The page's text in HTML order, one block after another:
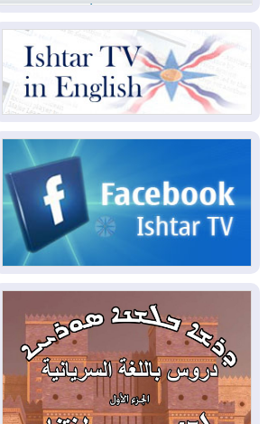
2026-08-07الاستخبارات الأميركية: بوتين
قد يختبر تماسك الناتو بهجوم محدود
2026-08-06نيجيرفان بارزاني حول اجتماع
"إدارة الدولة": أكدنا دعم تنفيذ البرنامج
الحكومي وأهمية حصر السلاح
ائتلاف ادارة الدولة: من
يقومون بسلوك يهدد امن البلاد خارجون عن
القانون يجب محاربتهم
2026-08-06بعد هجومين قرب باب المندب..
تحذيرات من تصعيد يهدد الملاحة في البحر
الأحمر
2026-08-06مئات القاصرين بلا مأوى.. أزمة
سبتة تتصاعد وتضغط على مدريد
2026-08-05
لمدة عام.. بدء توريد 100
مليون قدم مكعب يومياً من غاز كورمور في
إقليم كوردستان إلى وزارة الكهرباء العراقية